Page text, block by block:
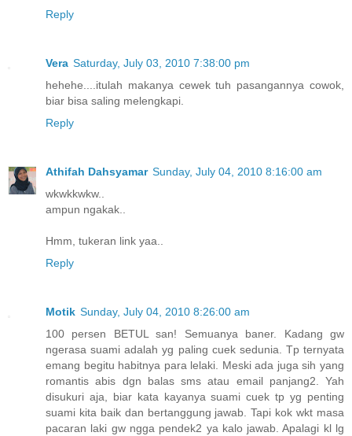
Reply
Vera Saturday, July 03, 2010 7:38:00 pm
hehehe....itulah makanya cewek tuh pasangannya cowok,
biar bisa saling melengkapi.
Reply
Athifah Dahsyamar Sunday, July 04, 2010 8:16:00 am
wkwkkwkw..
ampun ngakak..
Hmm, tukeran link yaa..
Reply
Motik Sunday, July 04, 2010 8:26:00 am
100 persen BETUL san! Semuanya baner. Kadang gw
ngerasa suami adalah yg paling cuek sedunia. Tp ternyata
emang begitu habitnya para lelaki. Meski ada juga sih yang
romantis abis dgn balas sms atau email panjang2. Yah
disukuri aja, biar kata kayanya suami cuek tp yg penting
suami kita baik dan bertanggung jawab. Tapi kok wkt masa
pacaran laki gw ngga pendek2 ya kalo jawab. Apalagi kl lg